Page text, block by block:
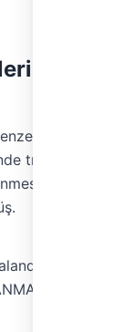
ve
keskin
tıslama
—